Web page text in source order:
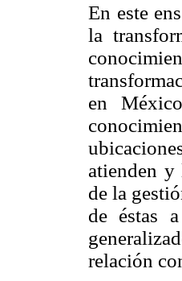
En este
la
en
atienden y
de la
de éstas
relación